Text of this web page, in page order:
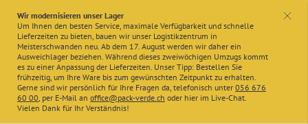
x
Wir modernisieren unser Lager
Um Ihnen den besten Service, maximale Verfügbarkeit und schnelle
Lieferzeiten zu bieten, bauen wir unser Logistikzentrum in
Meisterschwanden neu. Ab dem 17. August werden wir daher ein
Ausweichlager beziehen. Während dieses zweiwöchigen Umzugs kommt
es zu einer Anpassung der Lieferzeiten. Unser Tipp: Bestellen Sie
frühzeitig, um Ihre Ware bis zum gewünschten Zeitpunkt zu erhalten.
Gerne sind wir persönlich für Ihre Fragen da, telefonisch unter 056 676
60 00, per E-Mail an office@pack-verde.ch oder hier im Live-Chat.
Vielen Dank für Ihr Verständnis!